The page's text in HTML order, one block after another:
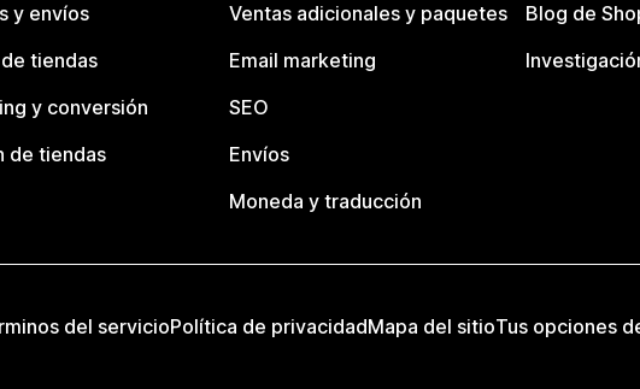
y envíos
tiendas
y conversión
de tiendas
Ventas adicionales y paquetes
Email marketing
SEO
Envíos
Moneda y traducción
Blog de
del servicioPolítica de privacidadMapa del sitioTus opciones